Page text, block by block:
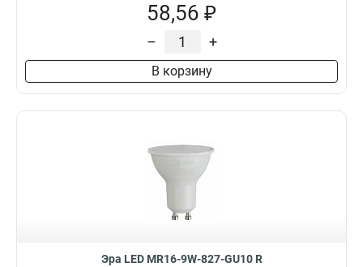
58,56 ₽
– +
В корзину
Эра LED MR16-9W-827-GU10 R